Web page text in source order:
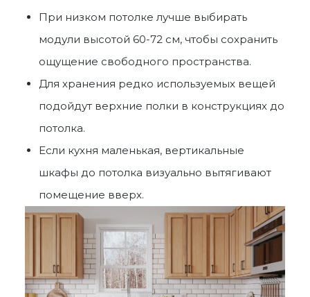
При низком потолке лучше выбирать
модули высотой 60-72 см, чтобы сохранить
ощущение свободного пространства.
Для хранения редко используемых вещей
подойдут верхние полки в конструкциях до
потолка.
Если кухня маленькая, вертикальные
шкафы до потолка визуально вытягивают
помещение вверх.